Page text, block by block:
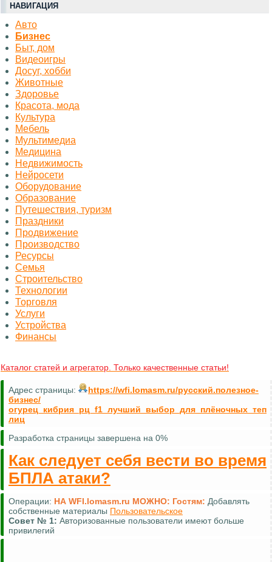
НАВИГАЦИЯ
Авто
Бизнес
Быт, дом
Видеоигры
Досуг, хобби
Животные
Здоровье
Красота, мода
Культура
Мебель
Мультимедиа
Медицина
Недвижимость
Нейросети
Оборудование
Образование
Путешествия, туризм
Праздники
Продвижение
Производство
Ресурсы
Семья
Строительство
Технологии
Торговля
Услуги
Устройства
Финансы
Каталог статей и агрегатор. Только качественные статьи!
Адрес страницы:
https://wfi.lomasm.ru/русский.полезное-
бизнес/
огурец_кибрия_рц_f1_лучший_выбор_для_плёночных_теп
лиц
Разработка страницы завершена на 0%
Как следует себя вести во время
БПЛА атаки?
Операции: НА WFI.lomasm.ru МОЖНО: Гостям: Добавлять
собственные материалы Пользовательское
Совет № 1: Авторизованные пользователи имеют больше
привилегий